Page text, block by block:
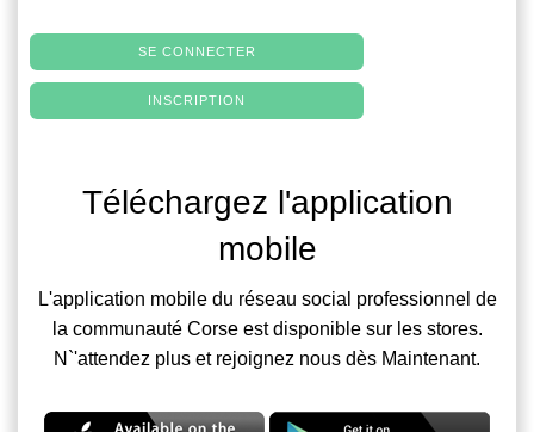
SE CONNECTER
INSCRIPTION
Téléchargez l'application
mobile
L'application mobile du réseau social professionnel de
la communauté Corse est disponible sur les stores.
N`'attendez plus et rejoignez nous dès Maintenant.